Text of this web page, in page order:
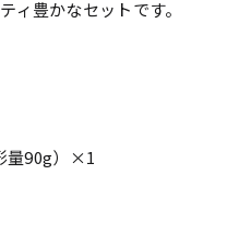
ィ豊かなセットです。
量90g）×1